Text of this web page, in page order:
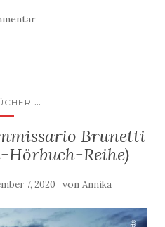
...
Brunetti
Reihe)
7, 2020 von Annika